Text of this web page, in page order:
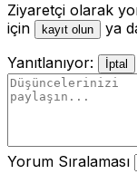
Ziyaretçi olarak
için
kayıt olun ya
Yanıtlanıyor:
İptal
Yorum Sıralaması